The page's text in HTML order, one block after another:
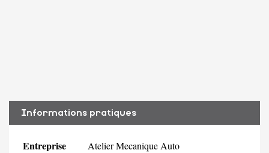
Informations pratiques
Entreprise Atelier Mecanique Auto